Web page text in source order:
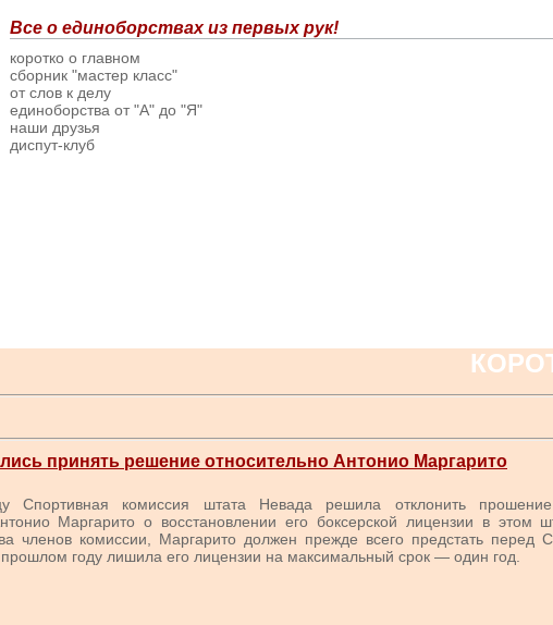
Все о единоборствах из первых рук!
коротко о главном
сборник "мастер класс"
от слов к делу
единоборства от "А" до "Я"
наши друзья
диспут-клуб
принять решение относительно Антонио Маргарито
Спортивная комиссия штата Невада решила отклонить
Маргарито о восстановлении его боксерской лицензии в этом
членов комиссии, Маргарито должен прежде всего предстать перед
году лишила его лицензии на максимальный срок — один год.